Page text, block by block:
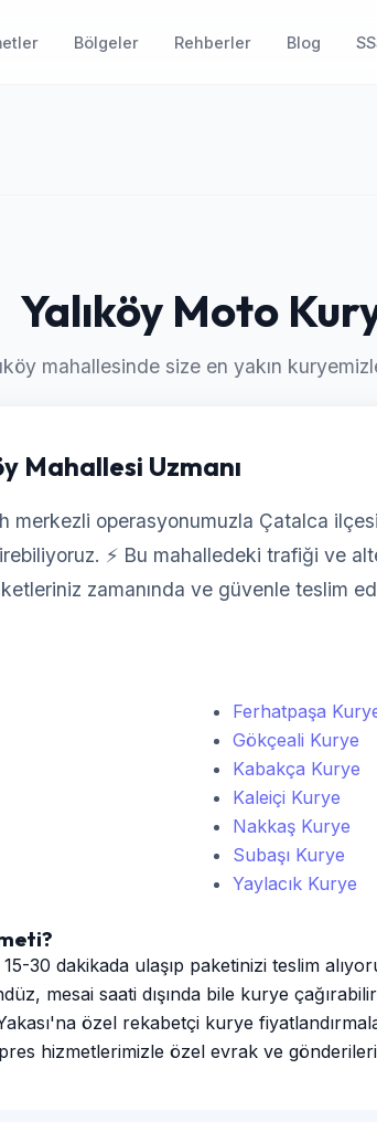
Bölgeler Rehberler Blog
Yalıköy Moto
mahallesinde size en yakın
Mahallesi Uzmanı
merkezli operasyonumuzla Çatalca
⚡ Bu mahalledeki trafiği ve
zamanında ve güvenle teslim
Ferhatpaşa
Gökçeali Kurye
Kabakça Kurye
Kaleiçi Kurye
Nakkaş Kurye
Subaşı Kurye
Yaylacık Kurye
15-30 dakikada ulaşıp paketinizi teslim
mesai saati dışında bile kurye
özel rekabetçi kurye
hizmetlerimizle özel evrak ve